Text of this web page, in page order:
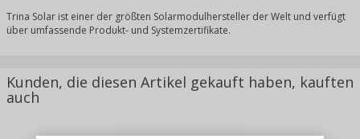
Trina Solar ist einer der größten Solarmodulhersteller der Welt und verfügt
über umfassende Produkt- und Systemzertifikate.
Kunden, die diesen Artikel gekauft haben, kauften
auch